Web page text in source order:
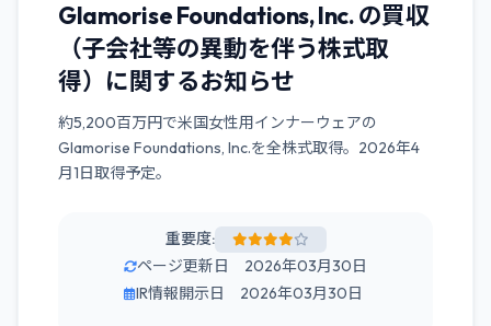
Glamorise Foundations, Inc. の買収
（子会社等の異動を伴う株式取
得）に関するお知らせ
約5,200百万円で米国女性用インナーウェアの
Glamorise Foundations, Inc.を全株式取得。2026年4
月1日取得予定。
重要度:
ページ更新日 2026年03月30日
IR情報開示日 2026年03月30日